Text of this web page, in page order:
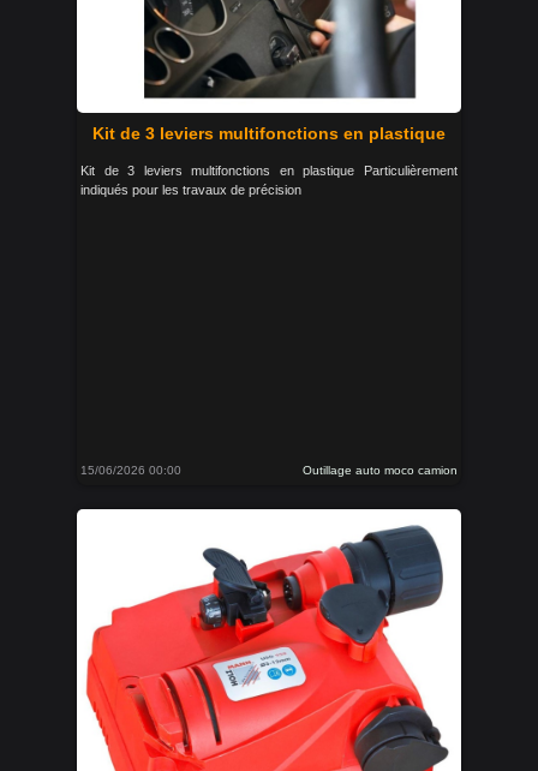
Kit de 3 leviers multifonctions en plastique
Kit de 3 leviers multifonctions en plastique Particulièrement
indiqués pour les travaux de précision
15/06/2026 00:00 Outillage auto moco camion